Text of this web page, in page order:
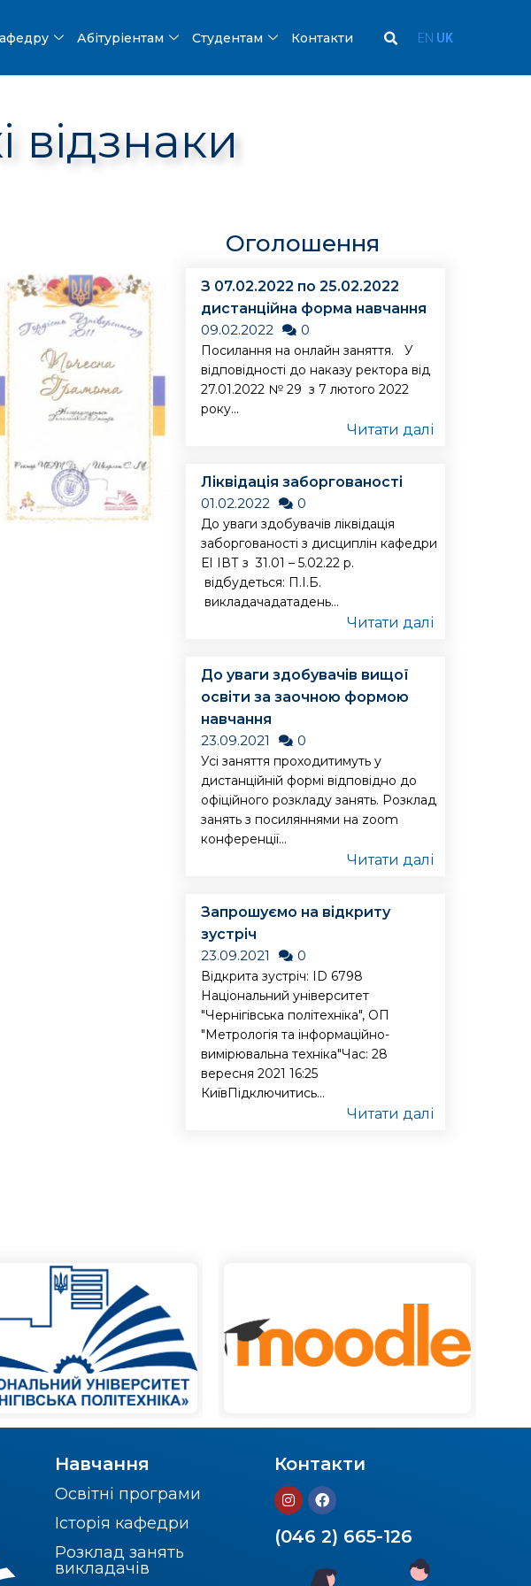
Абітуріентам Студентам Контакти EN UK
відзнаки
Оголошення
З 07.02.2022 по 25.02.2022
дистанційна форма навчання
09.02.2022
0
Посилання на онлайн заняття. У
відповідності до наказу ректора від
27.01.2022 № 29 з 7 лютого 2022
року...
Читати далі
Ліквідація заборгованості
01.02.2022
0
До уваги здобувачів ліквідація
заборгованості з дисциплін кафедри
ЕІ ІВТ з 31.01 – 5.02.22 р.
відбудеться: П.І.Б.
викладачадатадень...
Читати далі
До уваги здобувачів вищої
освіти за заочною формою
навчання
23.09.2021
0
Усі заняття проходитимуть у
дистанційній формі відповідно до
офіційного розкладу занять. Розклад
занять з посиляннями на zoom
конференції...
Читати далі
Запрошуємо на відкриту
зустріч
23.09.2021
0
Відкрита зустріч: ID 6798
Національний університет
"Чернігівська політехніка", ОП
"Метрологія та інформаційно-
вимірювальна техніка"Час: 28
вересня 2021 16:25
КиївПідключитись...
Читати далі
Навчання
Освітні програми
Історія кафедри
Розклад занять
викладачів
Контакти
(046 2) 665-126